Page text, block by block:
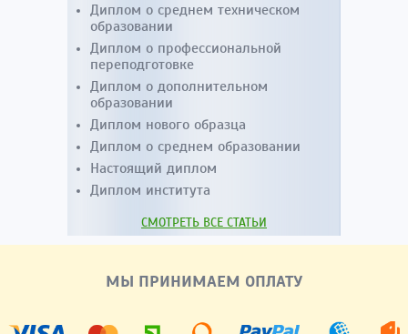
Диплом о среднем техническом
образовании
Диплом о профессиональной
переподготовке
Диплом о дополнительном
образовании
Диплом нового образца
Диплом о среднем образовании
Настоящий диплом
Диплом института
СМОТРЕТЬ ВСЕ СТАТЬИ
МЫ ПРИНИМАЕМ ОПЛАТУ